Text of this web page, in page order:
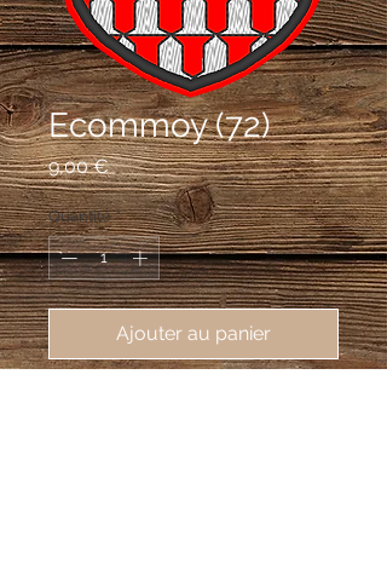
Ecommoy (72)
9,00 €Prix
Quantité *
Ajouter au panier